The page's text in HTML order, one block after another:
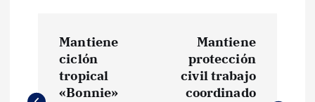
Mantiene
ciclón
tropical
«Bonnie»
Mantiene
protección
civil trabajo
coordinado